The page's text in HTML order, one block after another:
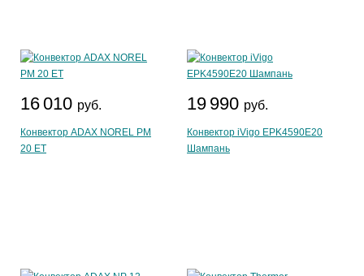
16 010 руб.
Конвектор ADAX NOREL PM
20 ET
19 990 руб.
Конвектор iVigo EPK4590E20
Шампань